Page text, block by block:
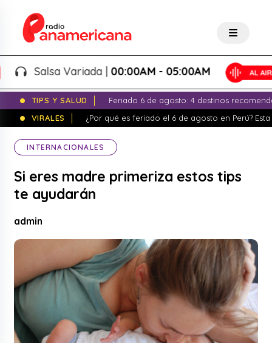
Salsa Variada |00:00AM - 05:00AM
TIPS Y SALUD
Feriado 6 de agosto: 4 destinos
VIRALES
¿Por qué es feriado el 6 de agosto en Perú?
INTERNACIONALES
Si eres madre primeriza estos tips
te ayudarán
admin